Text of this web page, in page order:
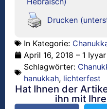
Drucken
In Kategorie:
April 16, 2018 – 1
Schlagwörter:
hanukkah, lichterfest
Hat Ihnen der
ihn mit